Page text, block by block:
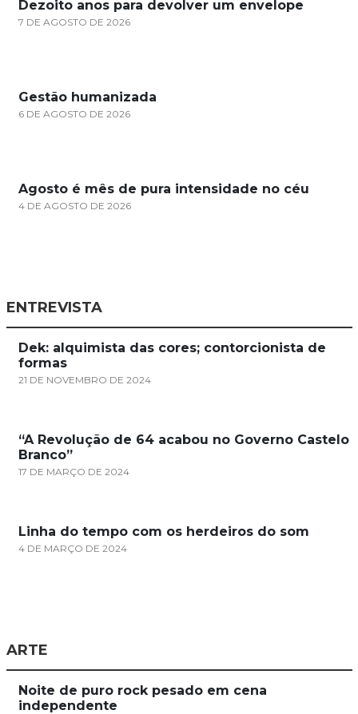
Dezoito anos para devolver um envelope
7 DE AGOSTO DE 2026
Gestão humanizada
6 DE AGOSTO DE 2026
Agosto é mês de pura intensidade no céu
4 DE AGOSTO DE 2026
ENTREVISTA
Dek: alquimista das cores; contorcionista de
formas
21 DE NOVEMBRO DE 2024
“A Revolução de 64 acabou no Governo Castelo
Branco”
17 DE MARÇO DE 2024
Linha do tempo com os herdeiros do som
4 DE MARÇO DE 2024
ARTE
Noite de puro rock pesado em cena
independente